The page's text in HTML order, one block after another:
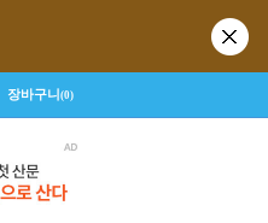
장바구니(0)